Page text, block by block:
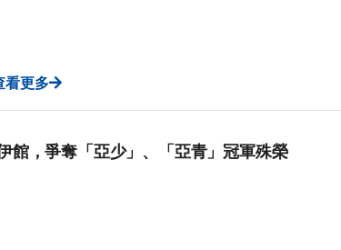
看更多
館，爭奪「亞少」、「亞青」冠軍殊榮